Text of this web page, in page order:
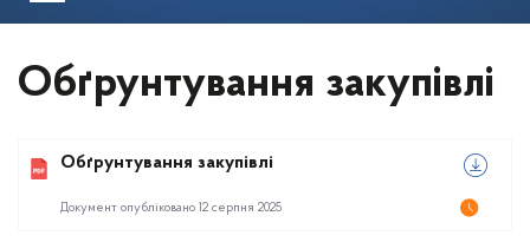
Обґрунтування закупівлі
Обґрунтування закупівлі
Документ опубліковано 12 серпня 2025